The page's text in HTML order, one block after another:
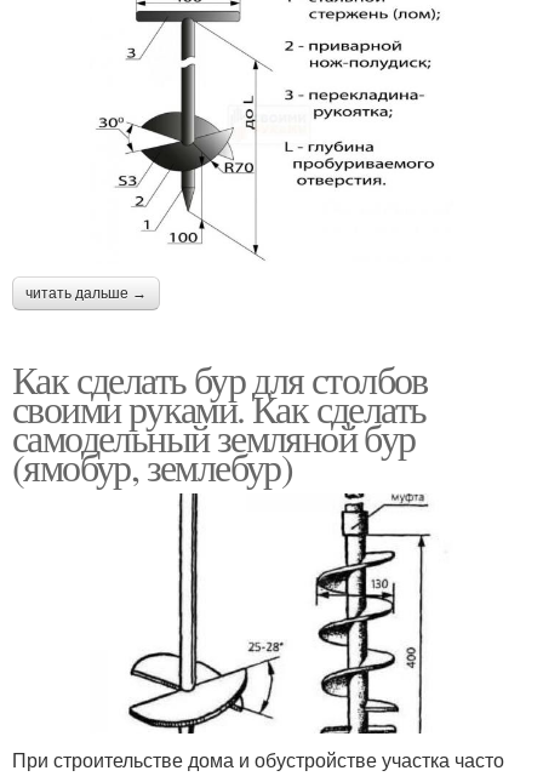
читать дальше →
Как сделать бур для столбов
своими руками. Как сделать
самодельный земляной бур
(ямобур, землебур)
При строительстве дома и обустройстве участка часто